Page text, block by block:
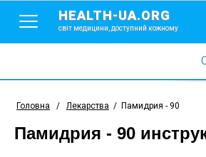
HEALTH-UA.ORG
світ медицини, доступний кожному
Головна / Лекарства / Памидрия - 90
Памидрия - 90